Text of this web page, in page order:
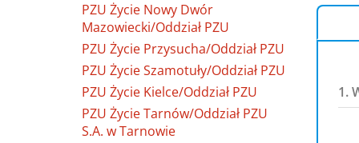
PZU Życie Nowy Dwór
Mazowiecki/Oddział PZU
PZU Życie Przysucha/Oddział PZU
PZU Życie Szamotuły/Oddział PZU
PZU Życie Kielce/Oddział PZU
PZU Życie Tarnów/Oddział PZU
S.A. w Tarnowie
1.